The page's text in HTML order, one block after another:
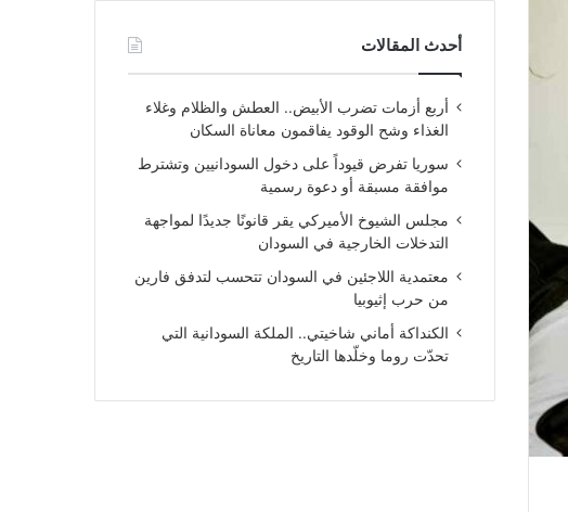
أحدث المقالات
أربع أزمات تضرب الأبيض.. العطش والظلام وغلاء
الغذاء وشح الوقود يفاقمون معاناة السكان
سوريا تفرض قيوداً على دخول السودانيين وتشترط
موافقة مسبقة أو دعوة رسمية
مجلس الشيوخ الأميركي يقر قانونًا جديدًا لمواجهة
التدخلات الخارجية في السودان
معتمدية اللاجئين في السودان تتحسب لتدفق فارين
من حرب إثيوبيا
الكنداكة أماني شاخيتي.. الملكة السودانية التي
تحدّت روما وخلّدها التاريخ